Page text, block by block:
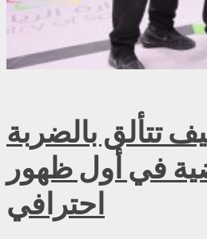
تتألق بالضربة
في أول ظهور
احترافي